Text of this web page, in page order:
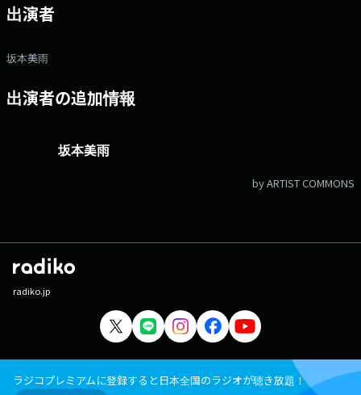
出演者
坂本美雨
出演者の追加情報
坂本美雨
by ARTIST COMMONS
radiko.jp
ラジコプレミアムに登録すると日本全国のラジオが聴き放題！